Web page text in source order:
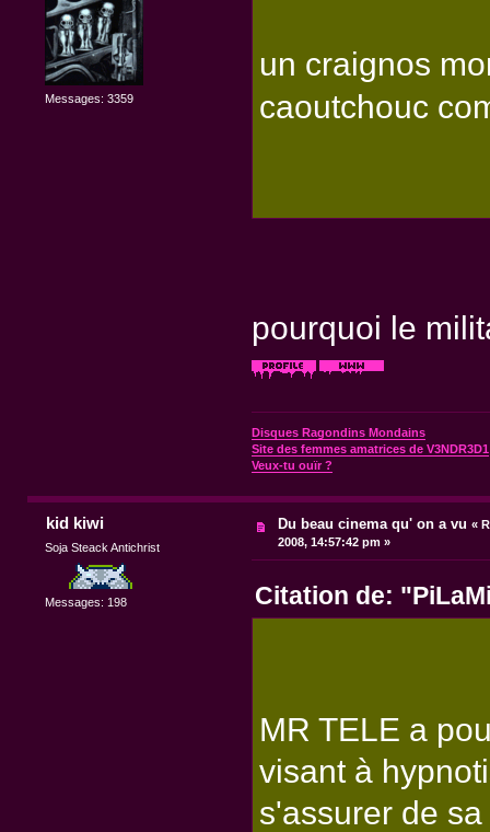
Messages: 3359
un craignos
caoutchouc
pourquoi le
Disques Ragondins Mondains
Site des femmes amatrices de V3NDR3D1
Veux-tu ouïr ?
kid kiwi
Soja Steack Antichrist
Messages: 198
Du beau cinema qu' on a vu «
2008, 14:57:42 pm »
Citation de:
MR TELE a
visant à
s'assurer de